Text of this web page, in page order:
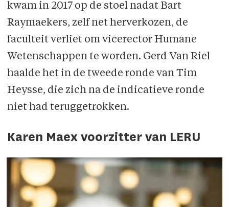
kwam in 2017 op de stoel nadat Bart
Raymaekers, zelf net herverkozen, de
faculteit verliet om vicerector Humane
Wetenschappen te worden. Gerd Van Riel
haalde het in de tweede ronde van Tim
Heysse, die zich na de indicatieve ronde
niet had teruggetrokken.
Karen Maex voorzitter van LERU